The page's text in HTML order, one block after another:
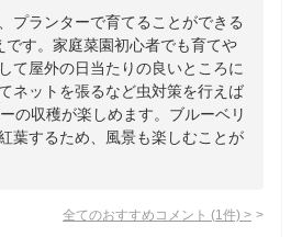
プランターで育てることができる
です。家庭菜園初心者でも育てや
て屋外の日当たりの良いところに
ネットを張るなど虫対策を行えば
の収穫が楽しめます。ブルーベリ
葉するため、風景も楽しむことが
全てのおすすめコメント (1 件) >